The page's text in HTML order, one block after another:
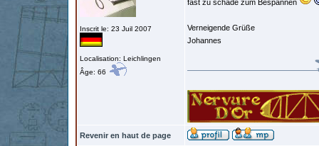
Inscrit le: 23 Juil 2007
Localisation: Leichlingen
Âge: 66
fast zu schade zum Bespannen
Verneigende Grüße
Johannes
Revenir en haut de page